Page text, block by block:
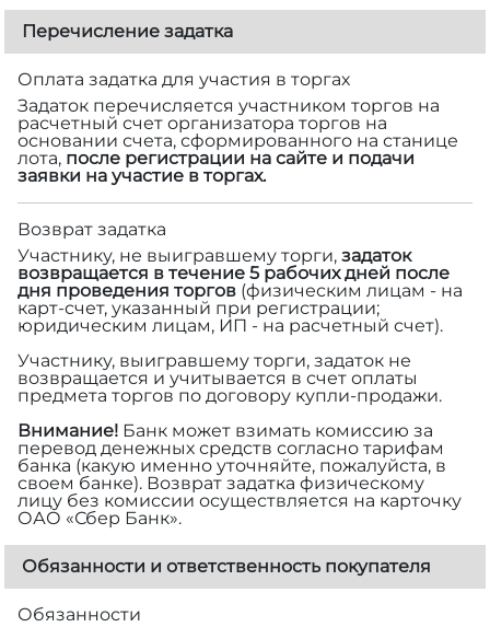
Перечисление задатка
Оплата задатка для участия в торгах
Задаток перечисляется участником торгов на
расчетный счет организатора торгов на
основании счета, сформированного на станице
лота, после регистрации на сайте и подачи
заявки на участие в торгах.
Возврат задатка
Участнику, не выигравшему торги, задаток
возвращается в течение 5 рабочих дней после
дня проведения торгов (физическим лицам - на
карт-счет, указанный при регистрации;
юридическим лицам, ИП - на расчетный счет).
Участнику, выигравшему торги, задаток не
возвращается и учитывается в счет оплаты
предмета торгов по договору купли-продажи.
Внимание! Банк может взимать комиссию за
перевод денежных средств согласно тарифам
банка (какую именно уточняйте, пожалуйста, в
своем банке). Возврат задатка физическому
лицу без комиссии осуществляется на карточку
ОАО «Сбер Банк».
Обязанности и ответственность покупателя
Обязанности